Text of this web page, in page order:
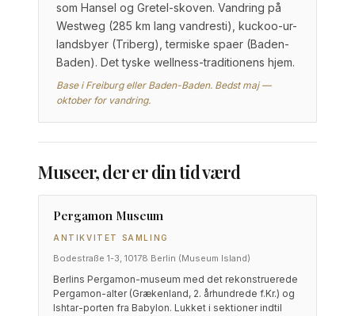
som Hansel og Gretel-skoven. Vandring på
Westweg (285 km lang vandresti), kuckoo-ur-
landsbyer (Triberg), termiske spaer (Baden-
Baden). Det tyske wellness-traditionens hjem.
Base i Freiburg eller Baden-Baden. Bedst maj —
oktober for vandring.
Museer, der er din tid værd
Pergamon Museum
ANTIKVITET SAMLING
Bodestraße 1-3, 10178 Berlin (Museum Island)
Berlins Pergamon-museum med det rekonstruerede
Pergamon-alter (Grækenland, 2. århundrede f.Kr.) og
Ishtar-porten fra Babylon. Lukket i sektioner indtil